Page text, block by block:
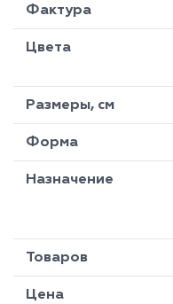
Фактура
Цвета
Размеры, см
Форма
Назначение
Товаров
Цена